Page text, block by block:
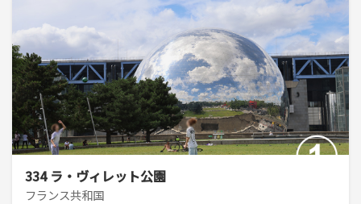
334 ラ・ヴィレット公園
フランス共和国